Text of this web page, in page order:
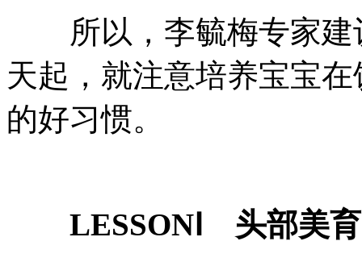
所以，李毓梅专家建
天起，就注意培养宝宝
的好习惯。
LESSONⅠ 头部美育